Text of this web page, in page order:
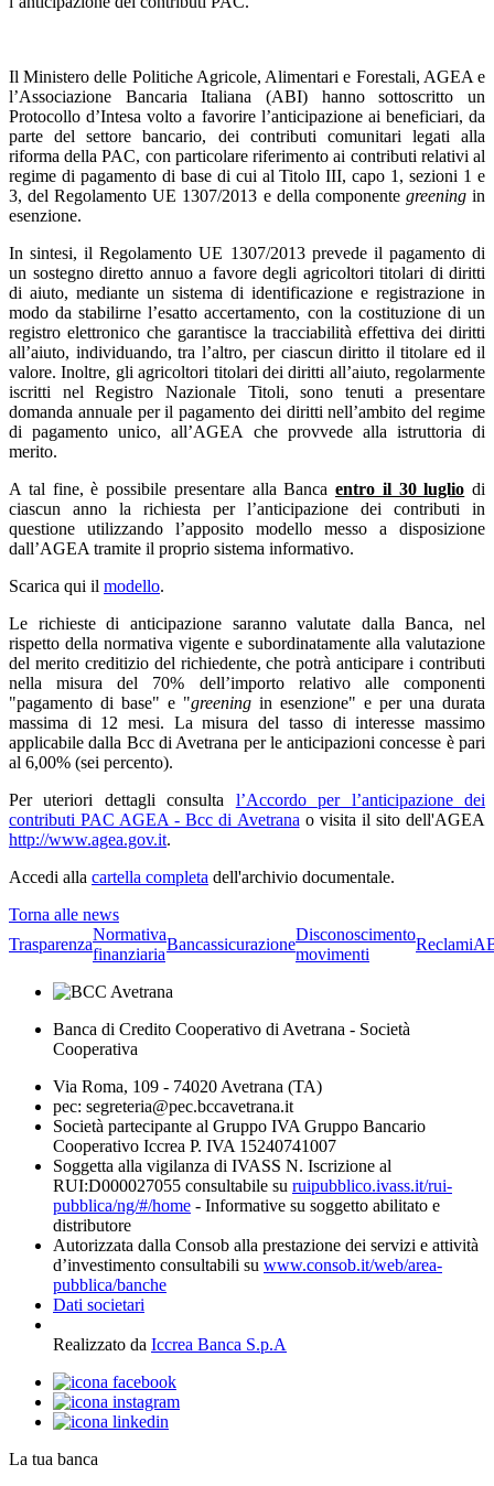
Il Ministero delle Politiche Agricole, Alimentari e Forestali, AGEA e
l’Associazione Bancaria Italiana (ABI) hanno sottoscritto un
Protocollo d’Intesa volto a favorire l’anticipazione ai beneficiari, da
parte del settore bancario, dei contributi comunitari legati alla
riforma della PAC, con particolare riferimento ai contributi relativi al
regime di pagamento di base di cui al Titolo III, capo 1, sezioni 1 e
3, del Regolamento UE 1307/2013 e della componente greeningin
esenzione.
In sintesi, il Regolamento UE 1307/2013 prevede il pagamento di
un sostegno diretto annuo a favore degli agricoltori titolari di diritti
di aiuto, mediante un sistema di identificazione e registrazione in
modo da stabilirne l’esatto accertamento, con la costituzione di un
registro elettronico che garantisce la tracciabilità effettiva dei diritti
all’aiuto, individuando, tra l’altro, per ciascun diritto il titolare ed il
valore. Inoltre, gli agricoltori titolari dei diritti all’aiuto, regolarmente
iscritti nel Registro Nazionale Titoli, sono tenuti a presentare
domanda annuale per il pagamento dei diritti nell’ambito del regime
di pagamento unico, all’AGEA che provvede alla istruttoria di
merito.
A tal fine, è possibile presentare alla Banca entro il 30 luglio di
ciascun anno la richiesta per l’anticipazione dei contributi in
questione utilizzando l’apposito modello messo a disposizione
dall’AGEA tramite il proprio sistema informativo.
Scarica qui il modello.
Le richieste di anticipazione saranno valutate dalla Banca, nel
rispetto della normativa vigente e subordinatamente alla valutazione
del merito creditizio del richiedente, che potrà anticipare i contributi
nella misura del 70% dell’importo relativo alle componenti
"pagamento di base" e "greening in esenzione" e per una durata
massima di 12 mesi. La misura del tasso di interesse massimo
applicabile dalla Bcc di Avetrana per le anticipazioni concesse è pari
al 6,00% (sei percento).
Per uteriori dettagli consulta l’Accordo per l’anticipazione dei
contributi PAC AGEA - Bcc di Avetrana o visita il sito dell'AGEA
http://www.agea.gov.it.
Accedi alla cartella completa dell'archivio documentale.
Torna alle news
Trasparenza
Normativa
finanziaria
Bancassicurazione
Disconoscimento
movimenti
Reclami
Banca di Credito Cooperativo di Avetrana - Società
Cooperativa
Via Roma, 109 - 74020 Avetrana (TA)
pec: segreteria@pec.bccavetrana.it
Società partecipante al Gruppo IVA Gruppo Bancario
Cooperativo Iccrea P. IVA 15240741007
Soggetta alla vigilanza di IVASS N. Iscrizione al
RUI:D000027055 consultabile su ruipubblico.ivass.it/rui-
pubblica/ng/#/home - Informative su soggetto abilitato e
distributore
Autorizzata dalla Consob alla prestazione dei servizi e attività
d’investimento consultabili su www.consob.it/web/area-
pubblica/banche
Dati societari
Realizzato da Iccrea Banca S.p.A
La tua banca